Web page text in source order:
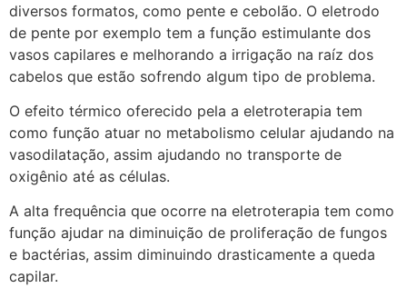
diversos formatos, como pente e cebolão. O eletrodo
de pente por exemplo tem a função estimulante dos
vasos capilares e melhorando a irrigação na raíz dos
cabelos que estão sofrendo algum tipo de problema.
O efeito térmico oferecido pela a eletroterapia tem
como função atuar no metabolismo celular ajudando na
vasodilatação, assim ajudando no transporte de
oxigênio até as células.
A alta frequência que ocorre na eletroterapia tem como
função ajudar na diminuição de proliferação de fungos
e bactérias, assim diminuindo drasticamente a queda
capilar.